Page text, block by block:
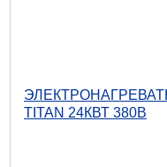
TITAN 24КВТ 380В